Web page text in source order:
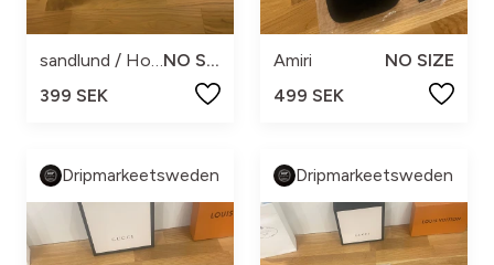
NO SIZE
399 SEK
Amiri
NO SIZE
499 SEK
Dripmarkeetsweden Dripmarkeetsweden